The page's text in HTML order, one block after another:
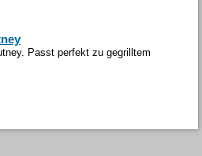
Passt perfekt zu gegrilltem